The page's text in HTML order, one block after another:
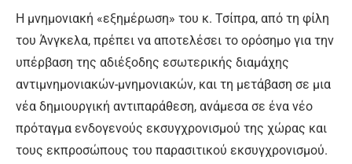
Η μνημονιακή «εξημέρωση» του κ. Τσίπρα, από τη φίλη
του Άνγκελα, πρέπει να αποτελέσει το ορόσημο για την
υπέρβαση της αδιέξοδης εσωτερικής διαμάχης
αντιμνημονιακών-μνημονιακών, και τη μετάβαση σε μια
νέα δημιουργική αντιπαράθεση, ανάμεσα σε ένα νέο
πρόταγμα ενδογενούς εκσυγχρονισμού της χώρας και
τους εκπροσώπους του παρασιτικού εκσυγχρονισμού.